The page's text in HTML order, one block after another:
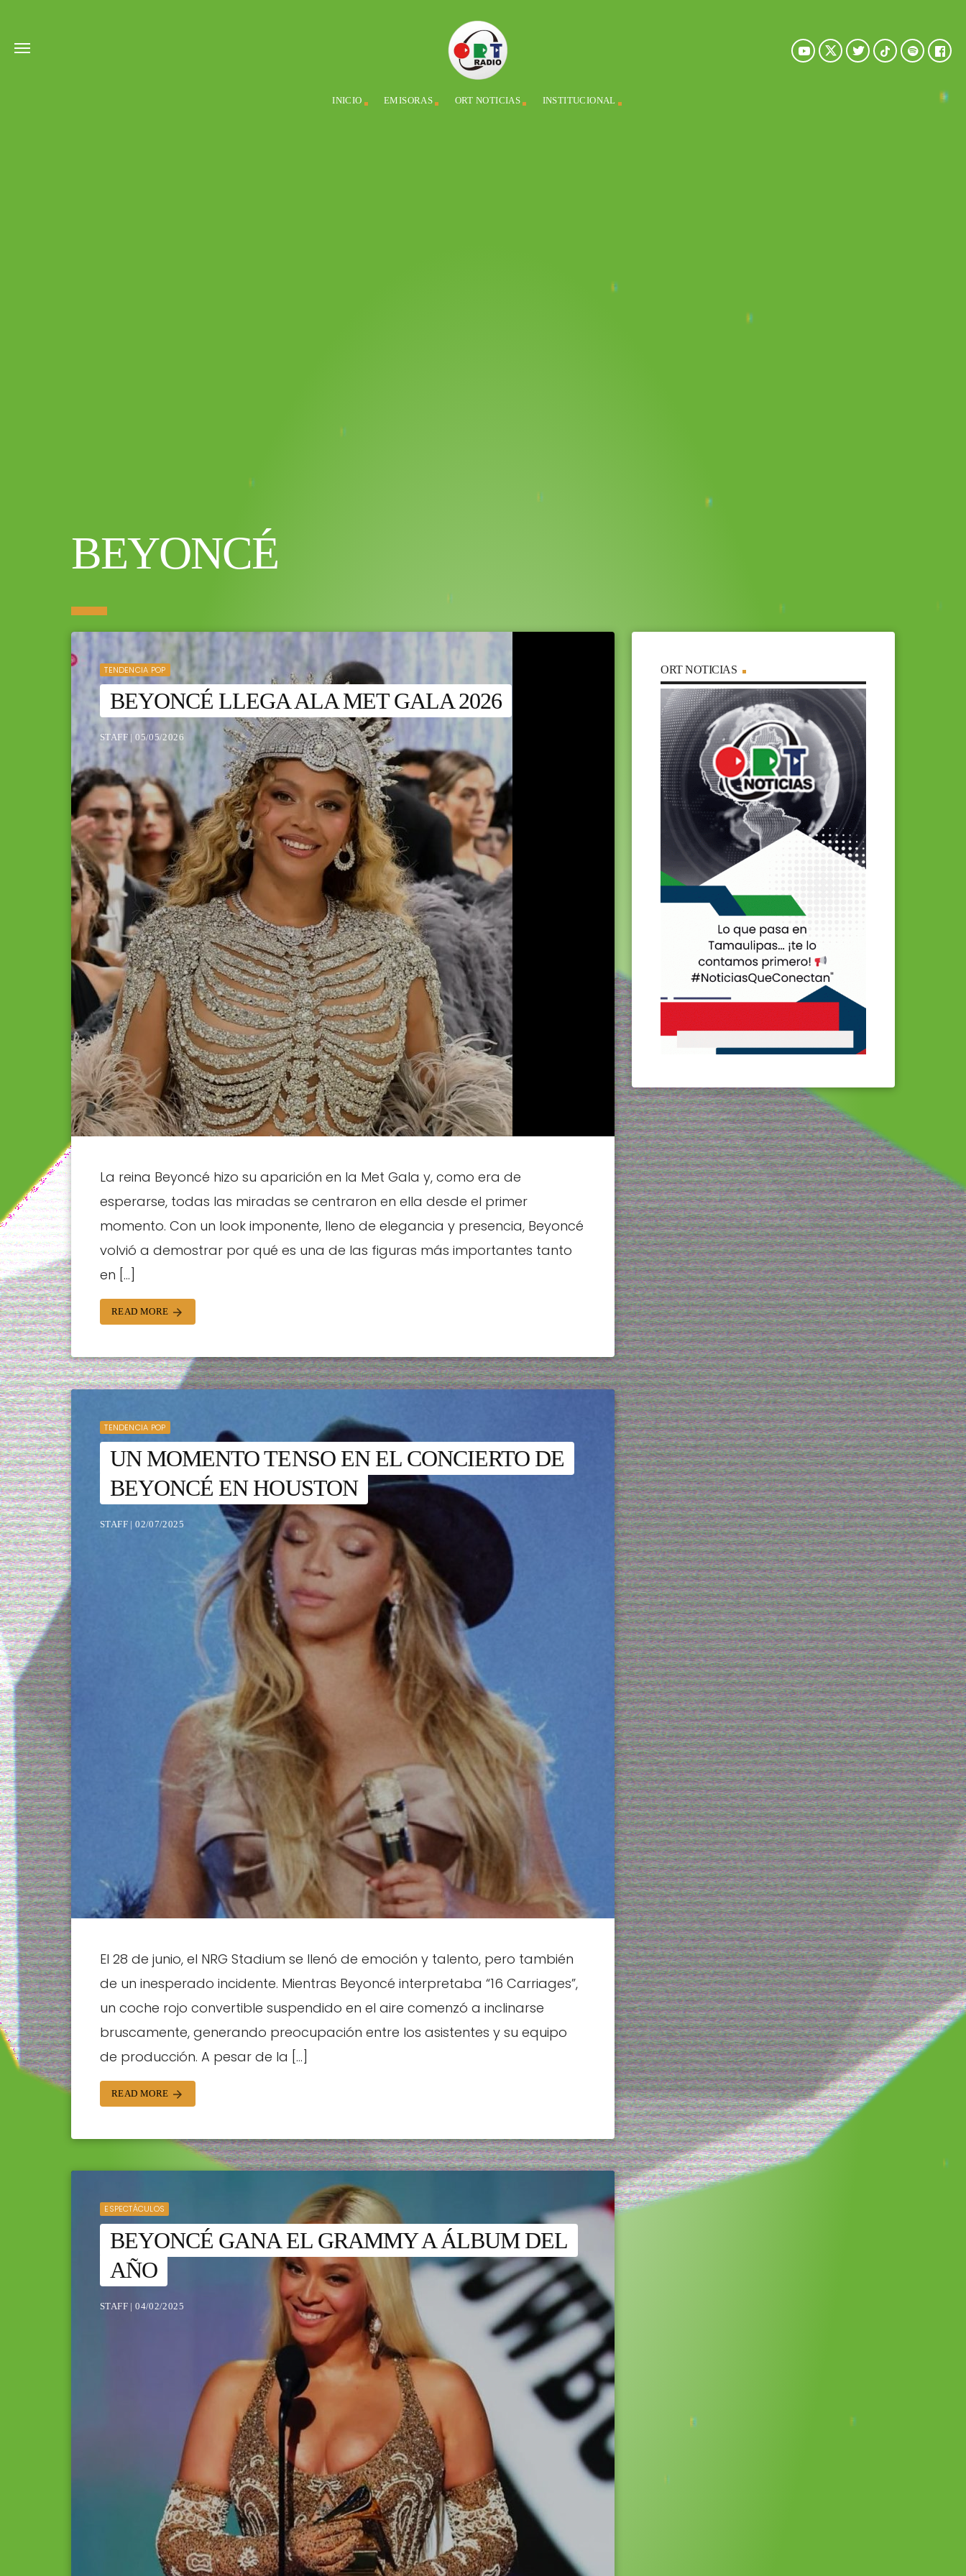
INICIO EMISORAS ORT NOTICIAS INSTITUCIONAL
BEYONCÉ
TENDENCIA POP
BEYONCÉ LLEGA ALA MET GALA 2026
STAFF | 05/05/2026
La reina Beyoncé hizo su aparición en la Met Gala y, como era de
esperarse, todas las miradas se centraron en ella desde el primer
momento. Con un look imponente, lleno de elegancia y presencia, Beyoncé
volvió a demostrar por qué es una de las figuras más importantes tanto
en […]
READ MORE arrow_forward
TENDENCIA POP
UN MOMENTO TENSO EN EL CONCIERTO DE
BEYONCÉ EN HOUSTON
STAFF | 02/07/2025
El 28 de junio, el NRG Stadium se llenó de emoción y talento, pero también
de un inesperado incidente. Mientras Beyoncé interpretaba “16 Carriages”,
un coche rojo convertible suspendido en el aire comenzó a inclinarse
bruscamente, generando preocupación entre los asistentes y su equipo
de producción. A pesar de la […]
READ MORE arrow_forward
ESPECTÁCULOS
BEYONCÉ GANA EL GRAMMY A ÁLBUM DEL
AÑO
STAFF | 04/02/2025
ORT NOTICIAS